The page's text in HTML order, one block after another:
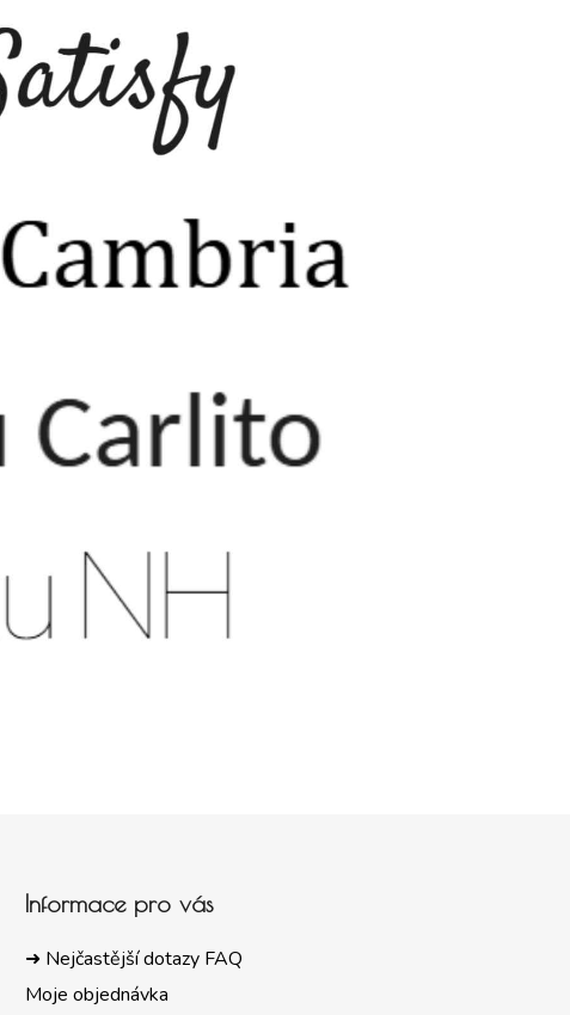
Informace pro vás
➜ Nejčastější dotazy FAQ
Moje objednávka